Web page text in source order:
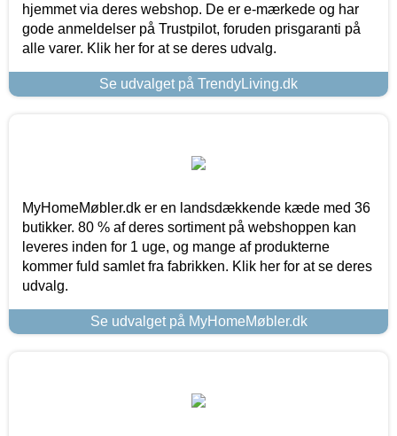
hjemmet via deres webshop. De er e-mærkede og har
gode anmeldelser på Trustpilot, foruden prisgaranti på
alle varer. Klik her for at se deres udvalg.
Se udvalget på TrendyLiving.dk
MyHomeMøbler.dk er en landsdækkende kæde med 36
butikker. 80 % af deres sortiment på webshoppen kan
leveres inden for 1 uge, og mange af produkterne
kommer fuld samlet fra fabrikken. Klik her for at se deres
udvalg.
Se udvalget på MyHomeMøbler.dk